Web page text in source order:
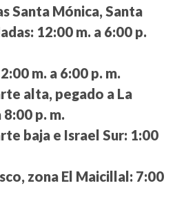
Santa Mónica, Santa
12:00 m. a 6:00 p.
m. a 6:00 p. m.
alta, pegado a La
8:00 p. m.
baja e Israel Sur: 1:00
zona El Maicillal: 7:00